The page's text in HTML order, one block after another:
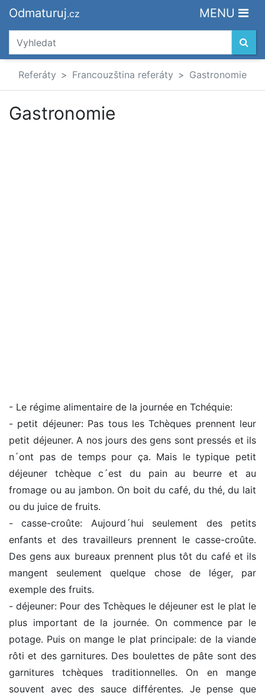
Odmaturuj.cz MENU
Referáty Francouzština referáty Gastronomie
Gastronomie
- Le régime alimentaire de la journée en Tchéquie:
- petit déjeuner: Pas tous les Tchèques prennent leur
petit déjeuner. A nos jours des gens sont pressés et ils
n´ont pas de temps pour ça. Mais le typique petit
déjeuner tchèque c´est du pain au beurre et au
fromage ou au jambon. On boit du café, du thé, du lait
ou du juice de fruits.
- casse-croûte: Aujourd´hui seulement des petits
enfants et des travailleurs prennent le casse-croûte.
Des gens aux bureaux prennent plus tôt du café et ils
mangent seulement quelque chose de léger, par
exemple des fruits.
- déjeuner: Pour des Tchèques le déjeuner est le plat le
plus important de la journée. On commence par le
potage. Puis on mange le plat principale: de la viande
rôti et des garnitures. Des boulettes de pâte sont des
garnitures tchèques traditionnelles. On en mange
souvent avec des sauce différentes. Je pense que